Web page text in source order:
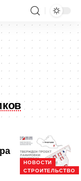
НОВОСТИ
СТРОИТЕЛЬСТВО